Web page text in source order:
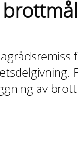
av